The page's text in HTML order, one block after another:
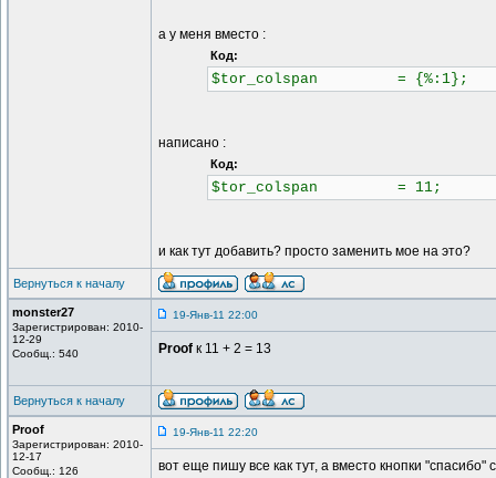
а у меня вместо :
Код:
$tor_colspan = {%:1};
написано :
Код:
$tor_colspan = 11;
и как тут добавить? просто заменить мое на это?
Вернуться к началу
monster27
Зарегистрирован: 2010-
12-29
Сообщ.: 540
19-Янв-11 22:00
Proof к 11 + 2 = 13
Вернуться к началу
Proof
Зарегистрирован: 2010-
12-17
Сообщ.: 126
19-Янв-11 22:20
вот еще пишу все как тут, а вместо кнопки "спасибо"